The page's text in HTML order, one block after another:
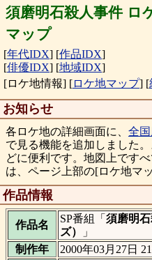
須磨明石殺人事件 ロ
マップ
[年代IDX] [作品IDX]
[俳優IDX] [地域IDX]
[ロケ地情報] [ロケ地マップ] [
お知らせ
各ロケ地の詳細画面に、 全
で見る機能を追加しました
どに便利です。地図上です
は、ページ上部の[ロケ地マ
作品情報
作品名
SP番組「 須磨明
ズ）
」
制作年
2000年03月27日